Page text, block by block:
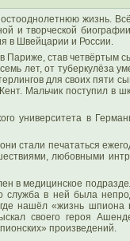
жизнь.
и творческой
в Швейцарии и России.
Париже, став
лет, от туберкулёза
для своих пяти
Мальчик поступил в
университета в
стали печататься
любовными
в медицинское
служба в ней была
нашёл «жизнь шпиона
своего героя
произведений.